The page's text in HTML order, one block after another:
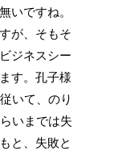
いですね。
が、そもそ
ジネスシー
す。孔子様
いて、のり
いまでは失
と、失敗と